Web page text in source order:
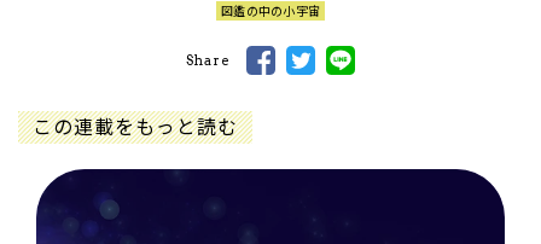
図鑑の中の小宇宙
Share
この連載をもっと読む